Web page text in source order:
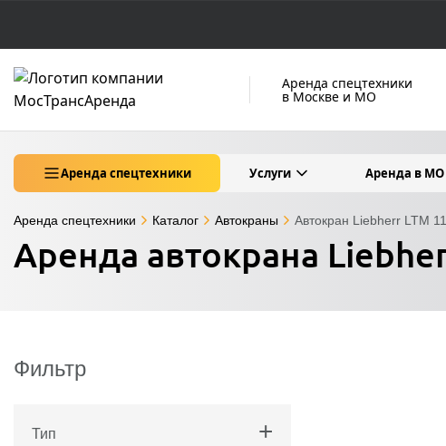
Аренда спецтехники
в Москве и МО
Аренда спецтехники Услуги Аренда в МО
Аренда автокрана
Аренда спецтехники Каталог Автокраны Автокран Liebherr LTM
Фильтр
Тип